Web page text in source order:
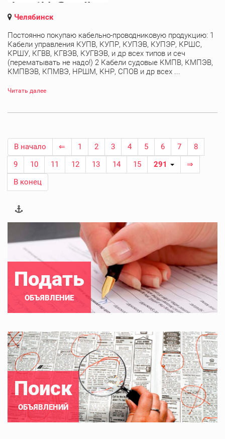
Челябинск
Постоянно покупаю кабельно-проводниковую продукцию: 1
Кабели управления КУПВ, КУПР, КУПЭВ, КУПЭР, КРШС,
КРШУ, КГВВ, КГВЭВ, КУГВЭВ, и др всех типов и сеч
(перематывать не надо!) 2 Кабели судовые КМПВ, КМПЭВ,
КМПВЭВ, КПМВЭ, НРШМ, КНР, СПОВ и др всех ...
Читать далее
В начало ⇐ 1 2 3 4 5 6 7
8
9
10 11 12 13 14 15 291
⇒
В конец
Подать
ОБЪЯВЛЕНИЕ
Поиск
ОБЪЯВЛЕНИЙ